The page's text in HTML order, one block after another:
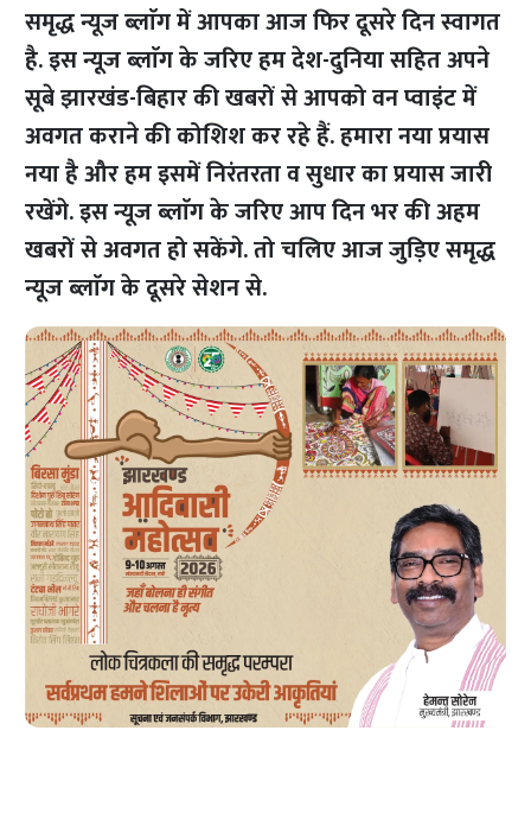
समृद्ध न्यूज ब्लाॅग में आपका आज फिर दूसरे दिन स्वागत
है. इस न्यूज ब्लाॅग के जरिए हम देश-दुनिया सहित अपने
सूबे झारखंड-बिहार की खबरों से आपको वन प्वाइंट में
अवगत कराने की कोशिश कर रहे हैं. हमारा नया प्रयास
नया है और हम इसमें निरंतरता व सुधार का प्रयास जारी
रखेंगे. इस न्यूज ब्लाॅग के जरिए आप दिन भर की अहम
खबरों से अवगत हो सकेंगे. तो चलिए आज जुड़िए समृद्ध
न्यूज ब्लाॅग के दूसरे सेशन से.